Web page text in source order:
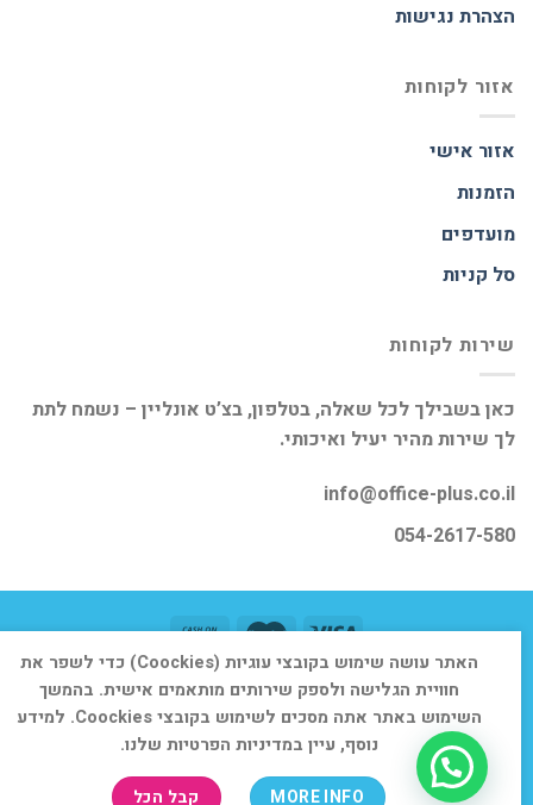
הצהרת נגישות
אזור לקוחות
אזור אישי
הזמנות
מועדפים
סל קניות
שירות לקוחות
כאן בשבילך לכל שאלה, בטלפון, בצ’ט אונליין – נשמח לתת
לך שירות מהיר יעיל ואיכותי.
info@office-plus.co.il
054-2617-580
אודות יצירת קשר
כל הזכויות שמורות 2026 © אופיס פלוס
האתר עושה שימוש בקובצי עוגיות (Coockies) כדי לשפר את
חוויית הגלישה ולספק שירותים מותאמים אישית. בהמשך
השימוש באתר אתה מסכים לשימוש בקובצי Coockies. למידע
נוסף, עיין במדיניות הפרטיות שלנו.
MORE INFO קבל הכל